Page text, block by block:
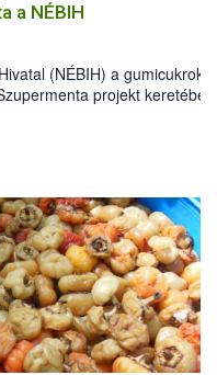
a NÉBIH
(NÉBIH) a gumicukrokat
projekt
Élelmiszerbiztonsági
bizonyult, de hibás jelölés
indítani.